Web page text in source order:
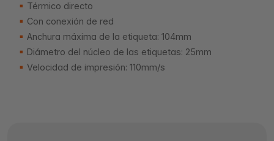
Térmico directo
Con conexión de red
Anchura máxima de la etiqueta: 104mm
Diámetro del núcleo de las etiquetas: 25mm
Velocidad de impresión: 110mm/s